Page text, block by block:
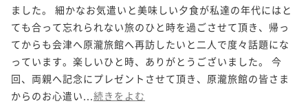
ました。 細かなお気遣いと美味しい夕食が私達の年代にはと
ても合って忘れられない旅のひと時を過ごさせて頂き、帰っ
てからも会津へ原瀧旅館へ再訪したいと二人で度々話題にな
っています。楽しいひと時、ありがとうございました。 今
回、両親へ記念にプレゼントさせて頂き、原瀧旅館の皆さま
からのお心遣い... 続きをよむ